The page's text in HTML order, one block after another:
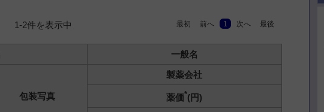
1-2件を表示中 最初 前へ 1 次へ 最後
一般名
包装写真
製薬会社
薬価*(円)